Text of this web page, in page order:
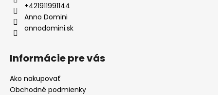
+421911991144
Anno Domini
annodomini.sk
Informácie pre vás
Ako nakupovať
Obchodné podmienky